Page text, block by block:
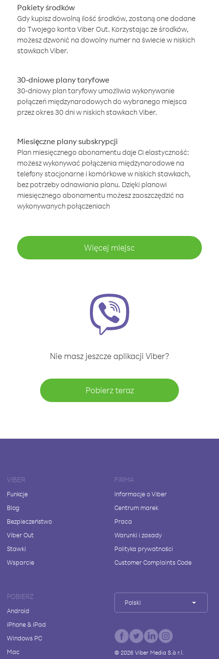
Pakiety środków
Gdy kupisz dowolną ilość środków, zostaną one dodane
do Twojego konta Viber Out. Korzystając ze środków,
możesz dzwonić na dowolny numer na świecie w niskich
stawkach Viber.
30-dniowe plany taryfowe
30-dniowy plan taryfowy umożliwia wykonywanie
połączeń międzynarodowych do wybranego miejsca
przez okres 30 dni w niskich stawkach Viber.
Miesięczne plany subskrypcji
Plan miesięcznego abonamentu daje Ci elastyczność:
możesz wykonywać połączenia międzynarodowe na
telefony stacjonarne i komórkowe w niskich stawkach,
bez potrzeby odnawiania planu. Dzięki planowi
miesięcznego abonamentu możesz zaoszczędzić na
wykonywanych połączeniach
Więcej miejsc
Nie masz jeszcze aplikacji Viber?
Pobierz teraz
VIBER
Funkcje
Blog
Bezpieczeństwo
Viber Out
Stawki
Wsparcie
FIRMA
Informacje o Viber
Centrum marek
Praca
Warunki i zasady
Polityka prywatności
Customer Complaints Code
POBIERZ
Android
iPhone & iPad
Windows PC
Mac
Polski
© 2026Viber Media S.à r.l.